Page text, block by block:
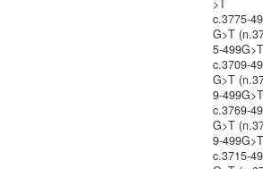
>T
c.3775-
G>T
5-
c.3709-
G>T
9-
c.3769-
G>T
9-
c.3715-